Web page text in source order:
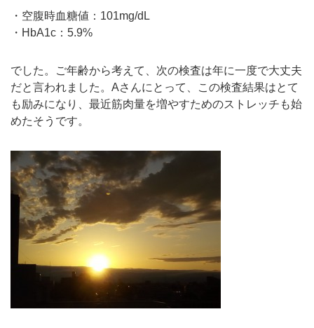
・空腹時血糖値：101mg/dL
・HbA1c：5.9%
でした。ご年齢から考えて、次の検査は年に一度で大丈夫
だと言われました。Aさんにとって、この検査結果はとて
も励みになり、最近筋肉量を増やすためのストレッチも始
めたそうです。